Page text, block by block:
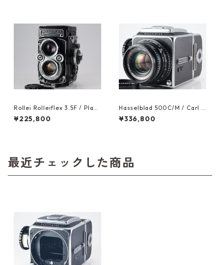
Rollei Rolleiflex 3.5F / Plana
r 75mm F3.5 ローライ（6101
6）
¥225,800
Hasselblad 500C/M / Carl Z
eiss Planar T* 80mm F2.8C
A12 整備済 ハッセルブラッド
¥336,800
最近チェックした商品